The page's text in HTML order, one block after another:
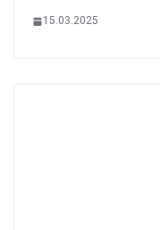
15.03.2025